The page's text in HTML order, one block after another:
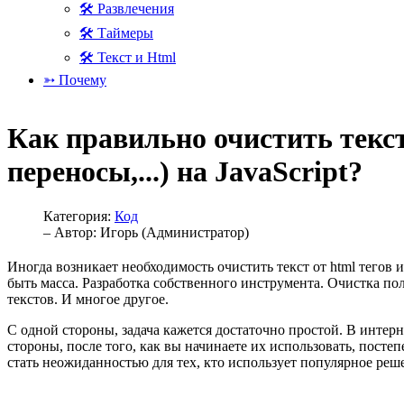
🛠 Развлечения
🛠 Таймеры
🛠 Текст и Html
➳ Почему
Как правильно очистить
переносы,...) на JavaScript?
Категория: Код
– Автор: Игорь (Администратор)
Иногда возникает необходимость очистить текст от html
быть масса. Разработка собственного инструмента. Очистка
текстов. И многое другое.
С одной стороны, задача кажется достаточно простой. В
стороны, после того, как вы начинаете их использовать,
стать неожиданностью для тех, кто использует популярное